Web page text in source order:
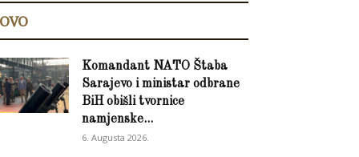
Komandant NATO Štaba
Sarajevo i ministar odbrane
BiH obišli tvornice
namjenske...
6. Augusta 2026.